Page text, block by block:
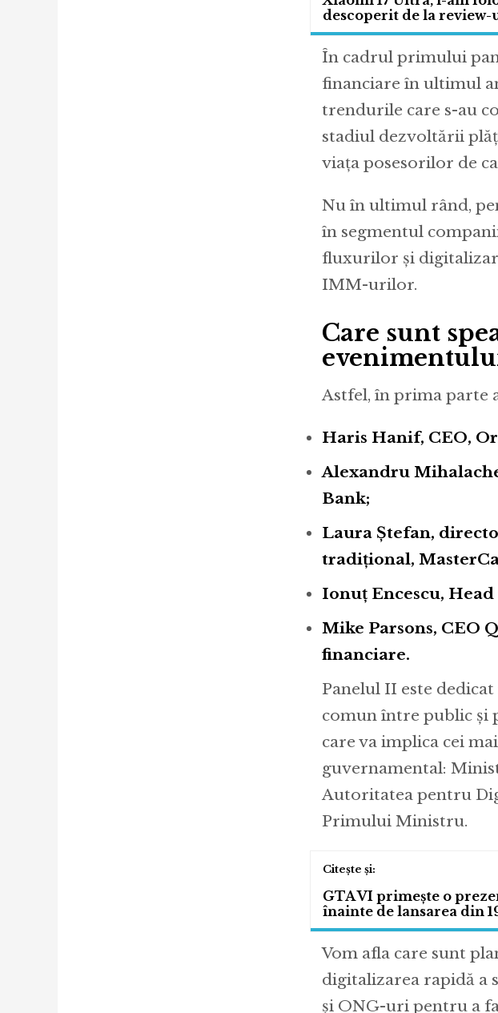
descoperit de la
În cadrul primului
financiare în ultimul
trendurile care s-au
stadiul dezvoltării
viața posesorilor de
Nu în ultimul rând,
în segmentul
fluxurilor și
IMM-urilor.
Care sunt
Astfel, în prima parte
Haris Hanif, CEO,
Alexandru
Bank;
Laura Ștefan,
tradițional,
Ionuț Encescu,
Mike Parsons, CEO
financiare.
Panelul II este
comun între public și
care va implica cei
guvernamental:
Autoritatea pentru
Primului Ministru.
GTA VI primește o
înainte de lansarea din
Vom afla care sunt
digitalizarea rapidă a
și ONG-uri pentru a